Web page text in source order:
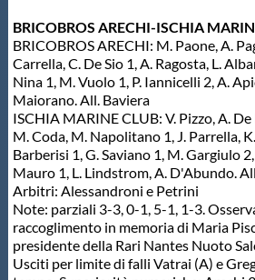
BRICOBROS ARECHI-ISCHIA
BRICOBROS ARECHI: M. Paone, A.
Carrella, C. De Sio 1, A. Ragosta, L.
Nina 1, M. Vuolo 1, P. Iannicelli 2, A.
Maiorano. All. Baviera
ISCHIA MARINE CLUB: V. Pizzo, A.
M. Coda, M. Napolitano 1, J. Parrella,
Barberisi 1, G. Saviano 1, M. Gargiulo 2,
Mauro 1, L. Lindstrom, A. D'Abundo.
Arbitri: Alessandroni e Petrini
Note: parziali 3-3, 0-1, 5-1, 1-3.
raccoglimento in memoria di Maria
presidente della Rari Nantes Nuoto
Usciti per limite di falli Vatrai (A) e